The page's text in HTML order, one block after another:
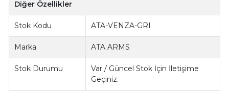
Diğer Özellikler
Stok Kodu ATA-VENZA-GRI
Marka ATA ARMS
Stok Durumu
Var / Güncel Stok İçin İletişime
Geçiniz.